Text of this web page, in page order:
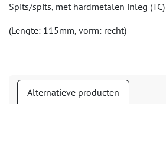
Spits/spits, met hardmetalen inleg (TC)
(Lengte: 115mm, vorm: recht)
Alternatieve producten